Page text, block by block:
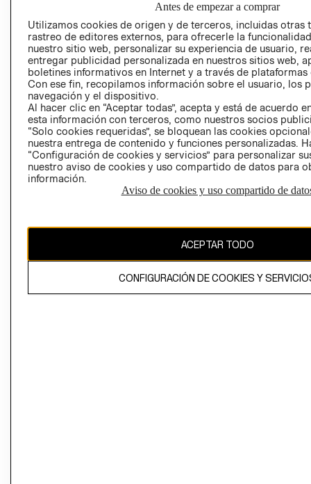
GIFT CARD
AVISO DE
Perú (S/)
CAMBIAR REGIÓN
propiedad de H&M Hennes & Mauritz AB
Antes de empezar a comprar
Utilizamos cookies de origen y de terceros, incluidas otras
rastreo de editores externos, para ofrecerle la
nuestro sitio web, personalizar su experiencia de usuario,
entregar publicidad personalizada en nuestros sitios web,
boletines informativos en Internet y a través de plataformas
Con ese fin, recopilamos información sobre el usuario, los
navegación y el dispositivo.
Al hacer clic en “Aceptar todas”, acepta y está de acuerdo
esta información con terceros, como nuestros socios
“Solo cookies requeridas”, se bloquean las cookies
nuestra entrega de contenido y funciones personalizadas.
“Configuración de cookies y servicios” para personalizar
nuestro aviso de cookies y uso compartido de datos para
información.
Aviso de cookies y uso compartido de
ACEPTAR TODO
CONFIGURACIÓN DE COOKIES Y